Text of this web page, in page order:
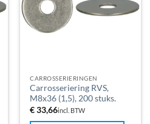
CARROSSERIERINGEN
Carrosseriering RVS,
M8x36 (1,5), 200 stuks.
€33,66incl. BTW